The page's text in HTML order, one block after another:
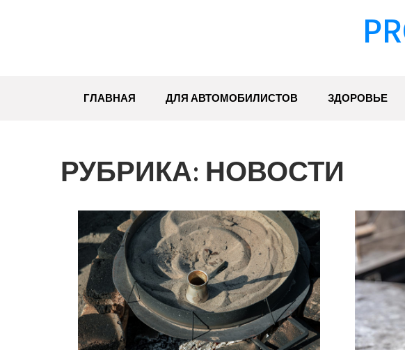
ГЛАВНАЯ ДЛЯ АВТОМОБИЛИСТОВ ЗДОРОВЬЕ
РУБРИКА: НОВОСТИ